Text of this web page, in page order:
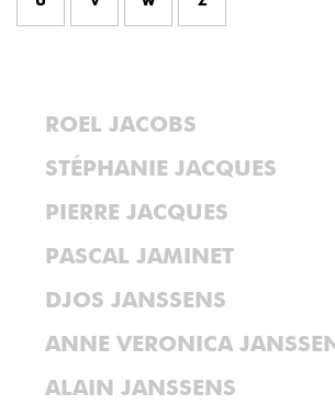
ROEL JACOBS
STÉPHANIE JACQUES
PIERRE JACQUES
PASCAL JAMINET
DJOS JANSSENS
ANNE VERONICA
ALAIN JANSSENS